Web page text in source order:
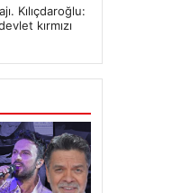
Kılıçdaroğlu:
kırmızı